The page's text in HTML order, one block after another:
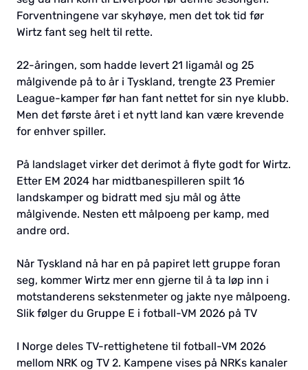
Forventningene var skyhøye, men det tok tid før
Wirtz fant seg helt til rette.
22-åringen, som hadde levert 21 ligamål og 25
målgivende på to år i Tyskland, trengte 23 Premier
League-kamper før han fant nettet for sin nye klubb.
Men det første året i et nytt land kan være krevende
for enhver spiller.
På landslaget virker det derimot å flyte godt for Wirtz.
Etter EM 2024 har midtbanespilleren spilt 16
landskamper og bidratt med sju mål og åtte
målgivende. Nesten ett målpoeng per kamp, med
andre ord.
Når Tyskland nå har en på papiret lett gruppe foran
seg, kommer Wirtz mer enn gjerne til å ta løp inn i
motstanderens sekstenmeter og jakte nye målpoeng.
Slik følger du Gruppe E i fotball-VM 2026 på TV
I Norge deles TV-rettighetene til fotball-VM 2026
mellom NRK og TV 2. Kampene vises på NRKs kanaler